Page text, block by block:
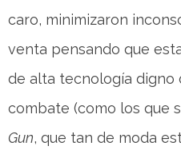
caro, minimizaron
venta pensando que
de alta tecnología digno
combate (como los que
Gun, que tan de moda